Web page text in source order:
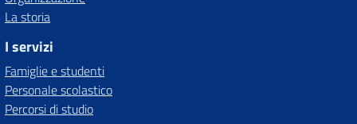
La storia
I servizi
Famiglie e studenti
Personale scolastico
Percorsi di studio